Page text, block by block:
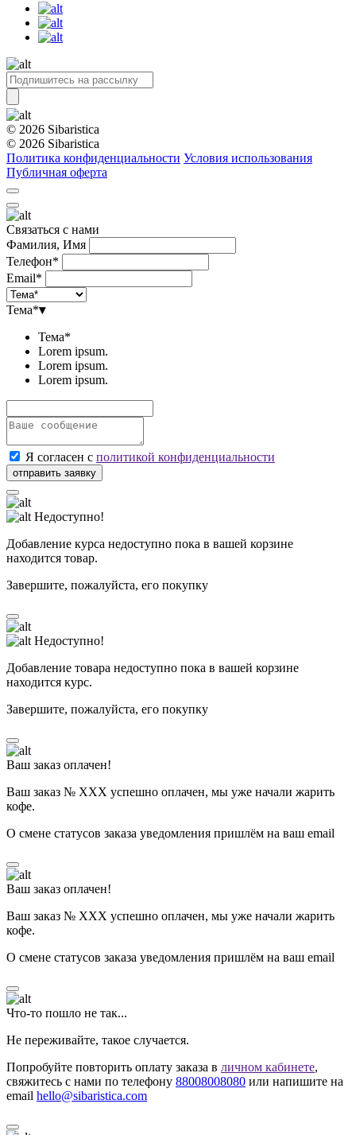
© 2026 Sibaristica
© 2026 Sibaristica
Политика конфиденциальности Условия использования
Публичная оферта
Связаться с нами
Фамилия, Имя
Телефон*
Email*
Тема*▾
Тема*
Lorem ipsum.
Lorem ipsum.
Lorem ipsum.
Я согласен с политикой конфиденциальности
Недоступно!
Добавление курса недоступно пока в вашей корзине
находится товар.
Завершите, пожалуйста, его покупку
Недоступно!
Добавление товара недоступно пока в вашей корзине
находится курс.
Завершите, пожалуйста, его покупку
Ваш заказ оплачен!
Ваш заказ № ХХХ успешно оплачен, мы уже начали жарить
кофе.
О смене статусов заказа уведомления пришлём на ваш email
Ваш заказ оплачен!
Ваш заказ № ХХХ успешно оплачен, мы уже начали жарить
кофе.
О смене статусов заказа уведомления пришлём на ваш email
Что-то пошло не так...
Не переживайте, такое случается.
Попробуйте повторить оплату заказа в личном кабинете,
свяжитесь с нами по телефону 88008008080 или напишите на
email hello@sibaristica.com